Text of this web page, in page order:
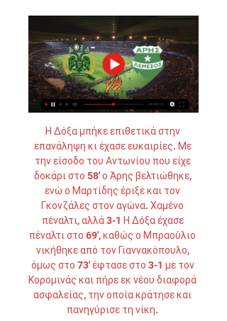
Η Δόξα μπήκε επιθετικά στην
επανάληψη κι έχασε ευκαιρίες. Με
την είσοδο του Αντωνίου που είχε
δοκάρι στο 58' ο Άρης βελτιώθηκε,
ενώ ο Μαρτίδης έριξε και τον
Γκονζάλες στον αγώνα. Χαμένο
πέναλτι, αλλά 3-1 Η Δόξα έχασε
πέναλτι στο 69', καθώς ο Μπραούλιο
νικήθηκε από τον Γιαννακόπουλο,
όμως στο 73' έφτασε στο 3-1 με τον
Κορομινάς και πήρε εκ νέου διαφορά
ασφαλείας, την οποία κράτησε και
πανηγύρισε τη νίκη.